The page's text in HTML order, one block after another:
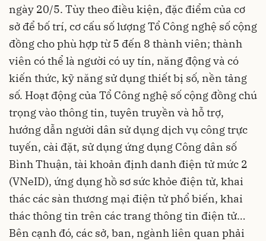
ngày 20/5. Tùy theo điều kiện, đặc điểm của cơ
sở để bố trí, cơ cấu số lượng Tổ Công nghệ số cộng
đồng cho phù hợp từ 5 đến 8 thành viên; thành
viên có thể là người có uy tín, năng động và có
kiến thức, kỹ năng sử dụng thiết bị số, nền tảng
số. Hoạt động của Tổ Công nghệ số cộng đồng chú
trọng vào thông tin, tuyên truyền và hỗ trợ,
hướng dẫn người dân sử dụng dịch vụ công trực
tuyến, cài đặt, sử dụng ứng dụng Công dân số
Bình Thuận, tài khoản định danh điện tử mức 2
(VNeID), ứng dụng hồ sơ sức khỏe điện tử, khai
thác các sàn thương mại điện tử phổ biến, khai
thác thông tin trên các trang thông tin điện tử…
Bên cạnh đó, các sở, ban, ngành liên quan phải